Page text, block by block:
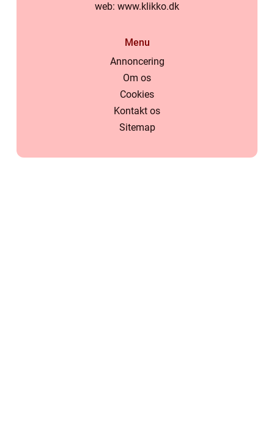
web: www.klikko.dk
Menu
Annoncering
Om os
Cookies
Kontakt os
Sitemap